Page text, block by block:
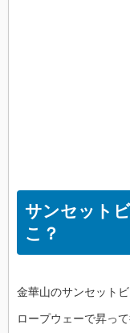
サンセット
こ？
金華山のサンセットビ
ロープウェーで昇っ